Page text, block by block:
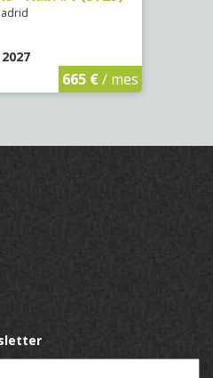
665 €/ mes